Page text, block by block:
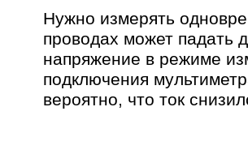
Нужно измерять
проводах может падать
напряжение в режиме
подключения
вероятно, что ток